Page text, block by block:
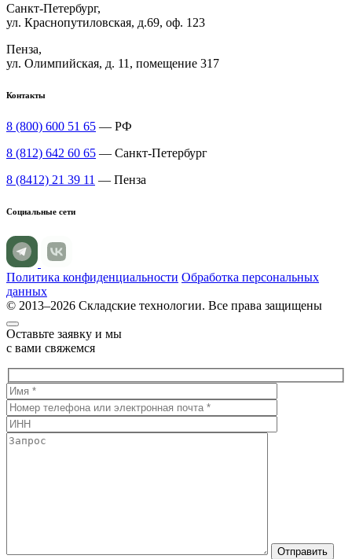
Санкт-Петербург,
ул. Краснопутиловская, д.69, оф. 123
Пенза,
ул. Олимпийская, д. 11, помещение 317
Контакты
8 (800) 600 51 65 — РФ
8 (812) 642 60 65 — Санкт-Петербург
8 (8412) 21 39 11 — Пенза
Социальные сети
Политика конфиденциальности Обработка персональных
данных
© 2013–2026 Складские технологии. Все права защищены
Оставьте заявку и мы
с вами свяжемся